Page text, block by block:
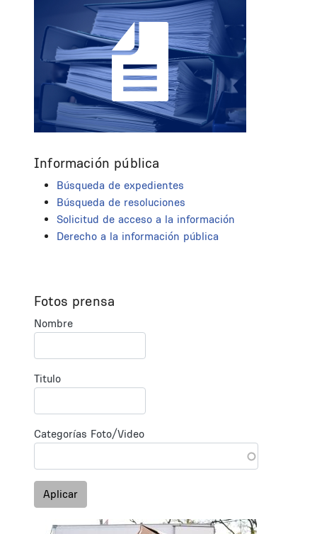
Información pública
Búsqueda de expedientes
Búsqueda de resoluciones
Solicitud de acceso a la información
Derecho a la información pública
Fotos prensa
Nombre
Titulo
Categorías Foto/Video
Aplicar